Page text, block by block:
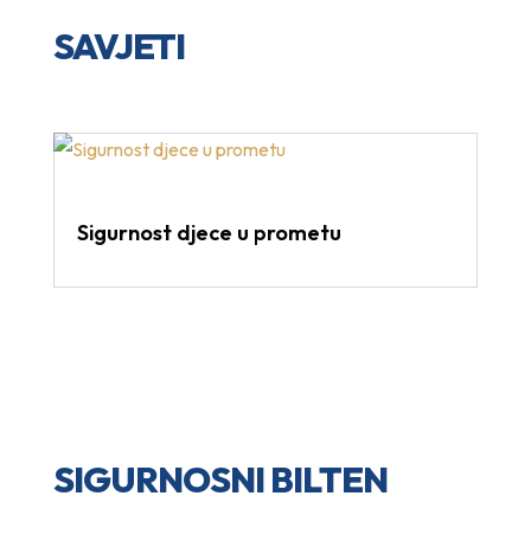
SAVJETI
Sigurnost djece u prometu
SIGURNOSNI BILTEN